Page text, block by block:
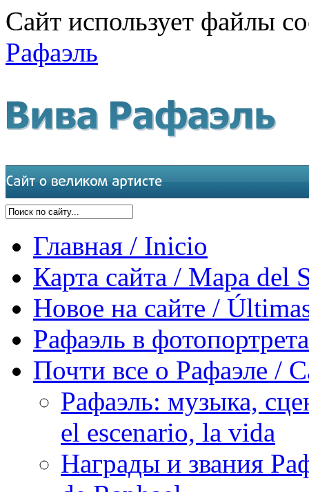
Сайт использует файлы
Рафаэль
Главная / Inicio
Карта сайта / Mapa del
Новое на сайте /
Рафаэль в
Почти все о Рафаэле /
Рафаэль: музыка,
el escenario, la vida
Награды и звания